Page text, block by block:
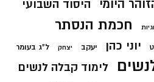
היומי היסוד השבועי
חכמת הנסתר
יוני כהן יעקב יצחק ל"ג בעומר
לימוד קבלה לנשים